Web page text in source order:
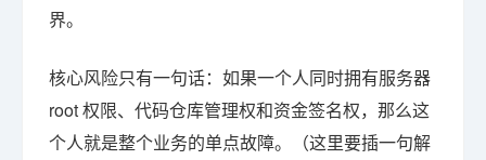
界。
核心风险只有一句话：如果一个人同时拥有服务器
root 权限、代码仓库管理权和资金签名权，那么这
个人就是整个业务的单点故障。（这里要插一句解